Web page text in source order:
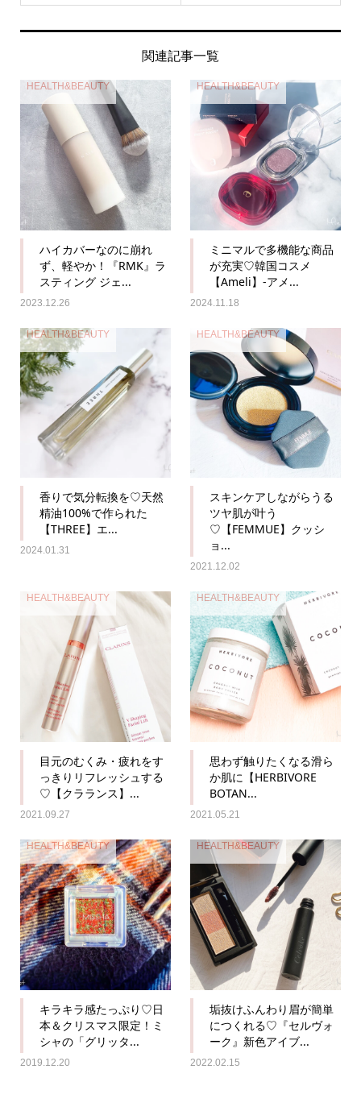
関連記事一覧
HEALTH&BEAUTY
ハイカバーなのに崩れ
ず、軽やか！『RMK』ラ
スティング ジェ...
2023.12.26
HEALTH&BEAUTY
ミニマルで多機能な商品
が充実♡韓国コスメ
【Ameli】-アメ...
2024.11.18
HEALTH&BEAUTY
香りで気分転換を♡天然
精油100%で作られた
【THREE】エ...
2024.01.31
HEALTH&BEAUTY
スキンケアしながらうる
ツヤ肌が叶う
♡【FEMMUE】クッシ
ョ...
2021.12.02
HEALTH&BEAUTY
目元のむくみ・疲れをす
っきりリフレッシュする
♡【クラランス】...
2021.09.27
HEALTH&BEAUTY
思わず触りたくなる滑ら
か肌に【HERBIVORE
BOTAN...
2021.05.21
HEALTH&BEAUTY
キラキラ感たっぷり♡日
本＆クリスマス限定！ミ
シャの「グリッタ...
2019.12.20
HEALTH&BEAUTY
垢抜けふんわり眉が簡単
につくれる♡『セルヴォ
ーク』新色アイブ...
2022.02.15